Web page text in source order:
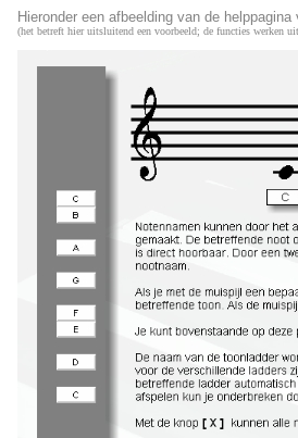
Hieronder een afbeelding van de
(het betreft hier uitsluitend een voorbeeld; de functies werken